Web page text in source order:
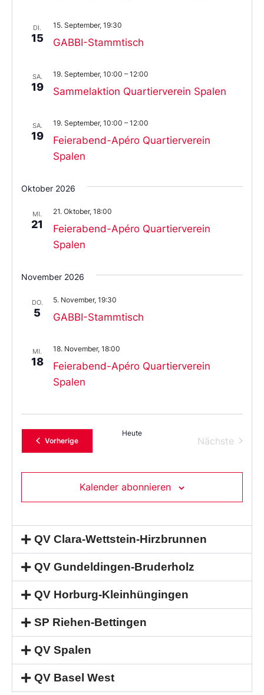
DI.
15 GABBI-Stammtisch
15. September, 19:30
SA.
19 Sammelaktion Quartierverein Spalen
19. September, 10:00 – 12:00
SA.
19
Feierabend-Apéro Quartierverein
Spalen
19. September, 10:00 – 12:00
Oktober 2026
MI.
21
Feierabend-Apéro Quartierverein
Spalen
21. Oktober, 18:00
November 2026
DO.
5 GABBI-Stammtisch
5. November, 19:30
MI.
18
Feierabend-Apéro Quartierverein
Spalen
18. November, 18:00
VorherigeVeranstaltungen
Heute
Nächste
Kalender abonnieren
QV Clara-Wettstein-Hirzbrunnen
QV Gundeldingen-Bruderholz
QV Horburg-Kleinhüngingen
SP Riehen-Bettingen
QV Spalen
QV Basel West